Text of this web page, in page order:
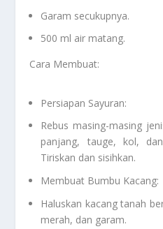
Garam secukupnya.
500 ml air matang.
Cara Membuat:
Persiapan Sayuran:
Rebus masing-masing
panjang, tauge, kol,
Tiriskan dan sisihkan.
Membuat Bumbu Kacang:
Haluskan kacang tanah
merah, dan garam.